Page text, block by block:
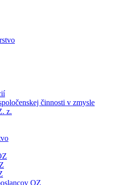
činnosti v zmysle
z.
OZ